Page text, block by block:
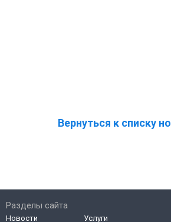
Вернуться к списку
Разделы сайта
Новости
Услуги